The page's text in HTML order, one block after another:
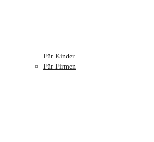
Für Kinder
Für Firmen